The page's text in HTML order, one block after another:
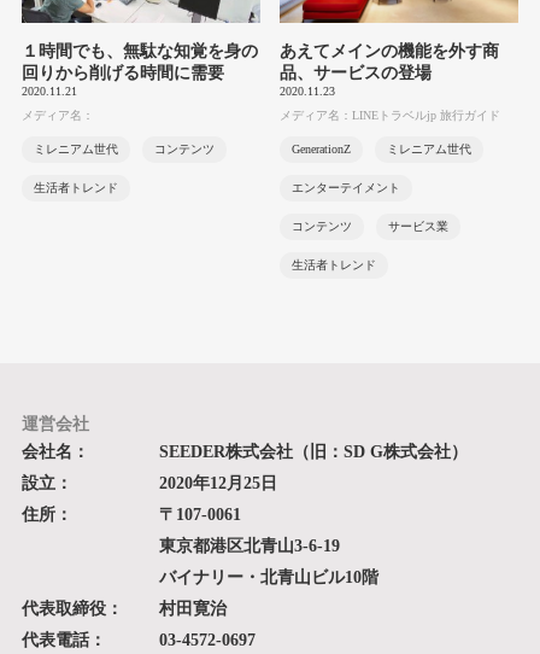
１時間でも、無駄な知覚を身の
回りから削げる時間に需要
2020.11.21
メディア名：
ミレニアム世代 コンテンツ
生活者トレンド
あえてメインの機能を外す商
品、サービスの登場
2020.11.23
メディア名：LINEトラベルjp 旅行ガイド
GenerationZ ミレニアム世代
エンターテイメント
コンテンツ サービス業
生活者トレンド
運営会社
会社名：
SEEDER株式会社（旧：SD G株式会社）
設立：
2020年12月25日
住所：
〒107-0061
東京都港区北青山3-6-19
バイナリー・北青山ビル10階
代表取締役：
村田寛治
代表電話：
03-4572-0697